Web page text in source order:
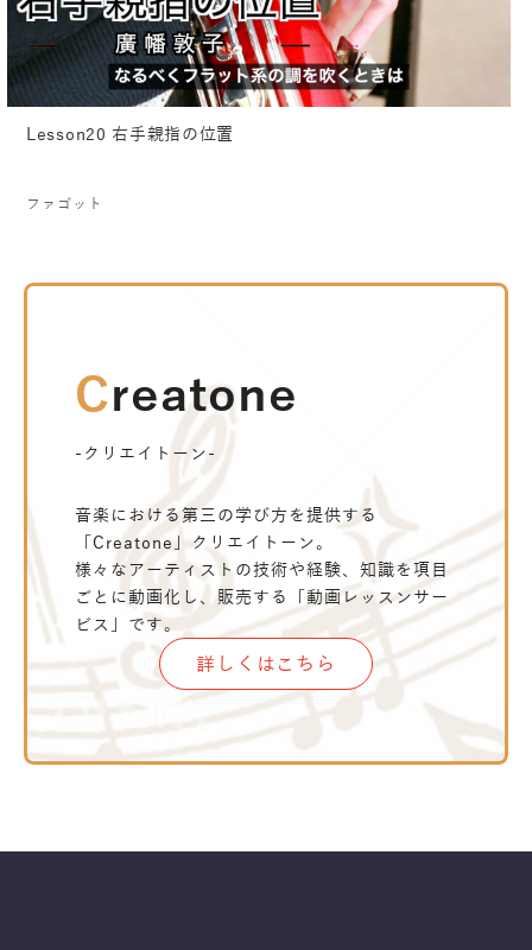
Lesson20 右手親指の位置
ファゴット
Creatone
-クリエイトーン-
音楽における第三の学び方を提供する
「Creatone」クリエイトーン。
様々なアーティストの技術や経験、知識を項目
ごとに動画化し、販売する「動画レッスンサー
ビス」です。
詳しくはこちら